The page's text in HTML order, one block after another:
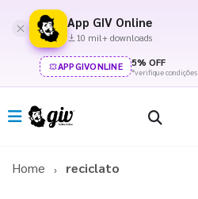
App GIV Online
10 mil+ downloads
APPGIVONLINE 5% OFF
*verifique condições
Home reciclato